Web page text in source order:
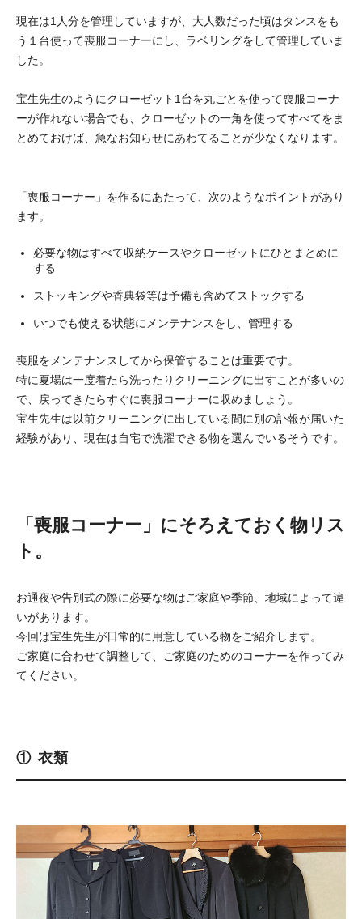
現在は1人分を管理していますが、大人数だった頃はタンスをも
う１台使って喪服コーナーにし、ラベリングをして管理していま
した。
宝生先生のようにクローゼット1台を丸ごとを使って喪服コーナ
ーが作れない場合でも、クローゼットの一角を使ってすべてをま
とめておけば、急なお知らせにあわてることが少なくなります。
「喪服コーナー」を作るにあたって、次のようなポイントがあり
ます。
必要な物はすべて収納ケースやクローゼットにひとまとめに
する
ストッキングや香典袋等は予備も含めてストックする
いつでも使える状態にメンテナンスをし、管理する
喪服をメンテナンスしてから保管することは重要です。
特に夏場は一度着たら洗ったりクリーニングに出すことが多いの
で、戻ってきたらすぐに喪服コーナーに収めましょう。
宝生先生は以前クリーニングに出している間に別の訃報が届いた
経験があり、現在は自宅で洗濯できる物を選んでいるそうです。
「喪服コーナー」にそろえておく物リス
ト。
お通夜や告別式の際に必要な物はご家庭や季節、地域によって違
いがあります。
今回は宝生先生が日常的に用意している物をご紹介します。
ご家庭に合わせて調整して、ご家庭のためのコーナーを作ってみ
てください。
① 衣類